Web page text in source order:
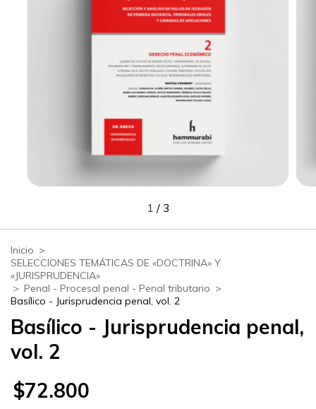
1 / 3
Inicio >
SELECCIONES TEMÁTICAS DE «DOCTRINA» Y
«JURISPRUDENCIA»
> Penal - Procesal penal - Penal tributario >
Basílico - Jurisprudencia penal, vol. 2
Basílico - Jurisprudencia penal,
vol. 2
$72.800